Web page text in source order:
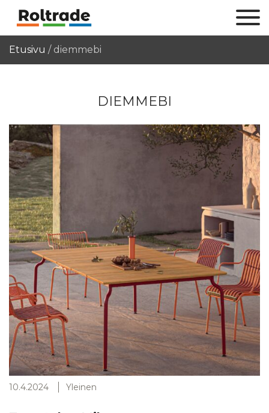
Etusivu / diemmebi
DIEMMEBI
10.4.2024 Yleinen